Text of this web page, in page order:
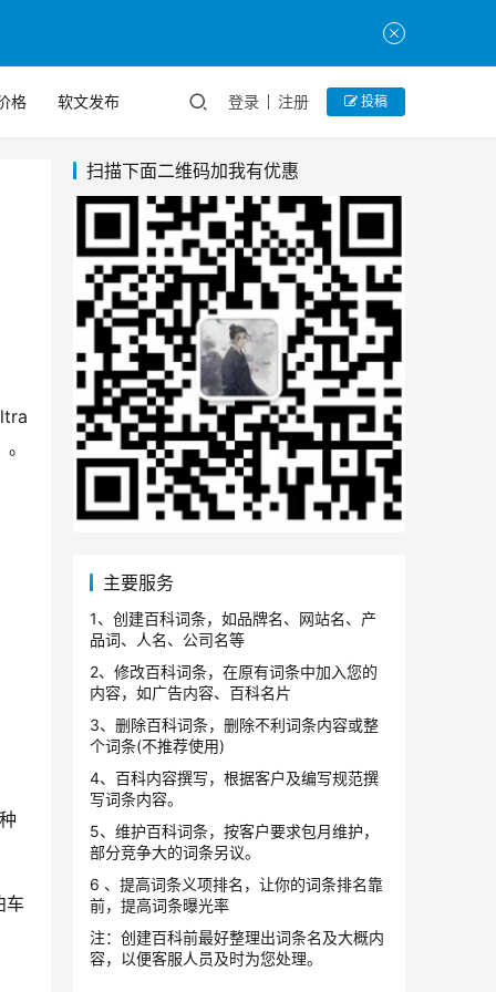
格 软文发布 登录 注册 投稿
车
扫描下面二维码加我有优惠
主要服务
1、创建百科词条，如品牌名、网站名、产
品词、人名、公司名等
2、修改百科词条，在原有词条中加入您的
内容，如广告内容、百科名片
3、删除百科词条，删除不利词条内容或整
个词条(不推荐使用)
4、百科内容撰写，根据客户及编写规范撰
写词条内容。
5、维护百科词条，按客户要求包月维护，
部分竞争大的词条另议。
6 、提高词条义项排名，让你的词条排名靠
前，提高词条曝光率
注：创建百科前最好整理出词条名及大概内
容，以便客服人员及时为您处理。